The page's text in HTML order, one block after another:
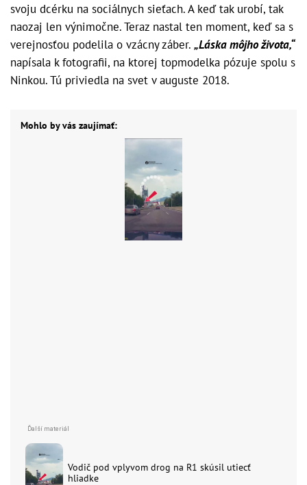
svoju dcérku na sociálnych sieťach. A keď tak urobí, tak
naozaj len výnimočne. Teraz nastal ten moment, keď sa s
verejnosťou podelila o vzácny záber. „Láska môjho života,“
napísala k fotografii, na ktorej topmodelka pózuje spolu s
Ninkou. Tú priviedla na svet v auguste 2018.
Mohlo by vás zaujímať:
Vodič pod vplyvom drog na R1 skúsil utiecť
hliadke